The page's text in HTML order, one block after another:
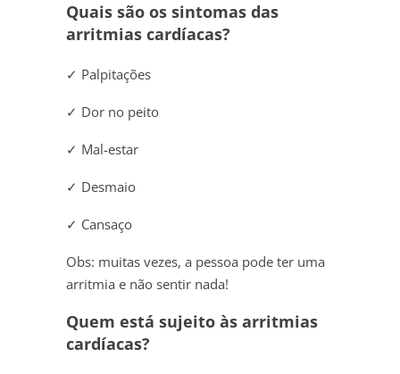
Quais são os sintomas das
arritmias cardíacas?
✓ Palpitações
✓ Dor no peito
✓ Mal-estar
✓ Desmaio
✓ Cansaço
Obs: muitas vezes, a pessoa pode ter uma
arritmia e não sentir nada!
Quem está sujeito às arritmias
cardíacas?